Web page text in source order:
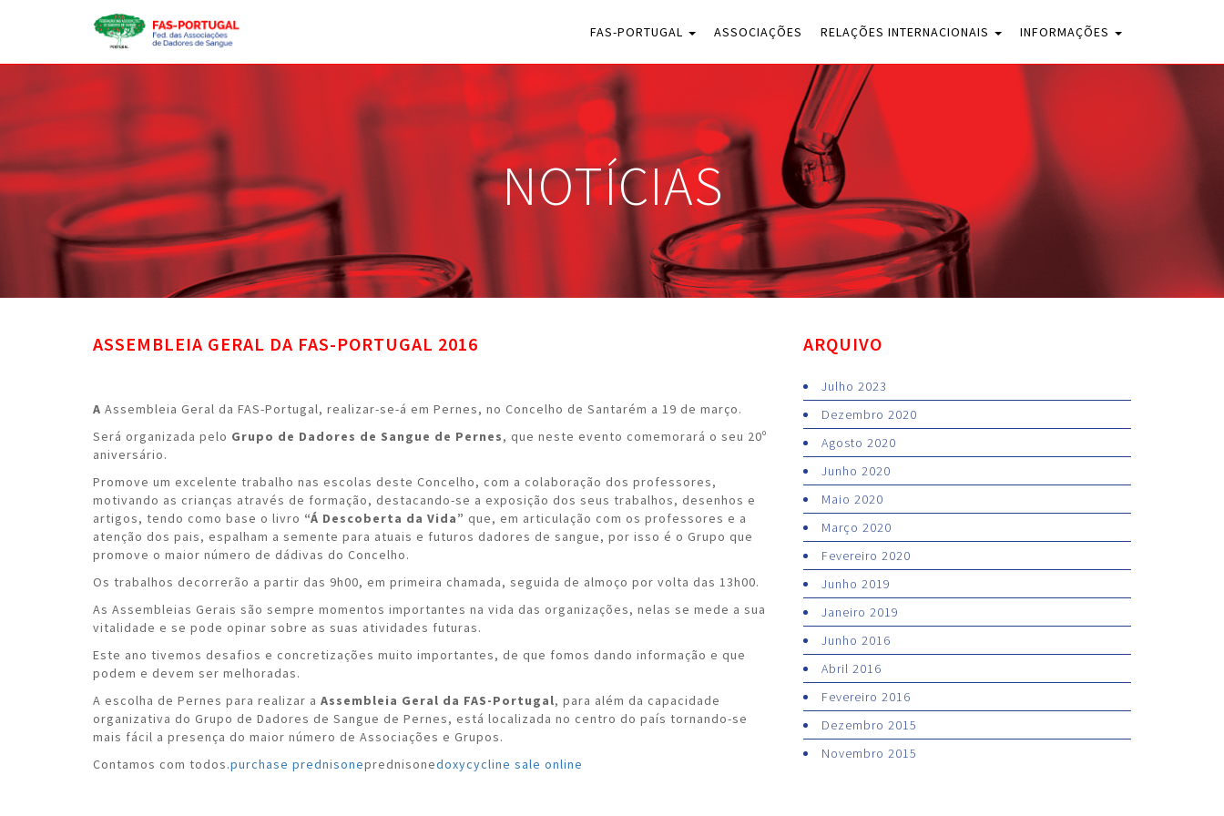
FAS-PORTUGAL ASSOCIAÇÕES RELAÇÕES INTERNACIONAIS INFORMAÇÕES
NOTÍCIAS
ASSEMBLEIA GERAL DA FAS-PORTUGAL 2016
A Assembleia Geral da FAS-Portugal, realizar-se-á em Pernes, no Concelho de Santarém a 19 de março.
Será organizada pelo Grupo de Dadores de Sangue de Pernes, que neste evento comemorará o seu 20º
aniversário.
Promove um excelente trabalho nas escolas deste Concelho, com a colaboração dos professores,
motivando as crianças através de formação, destacando-se a exposição dos seus trabalhos, desenhos e
artigos, tendo como base o livro “Á Descoberta da Vida” que, em articulação com os professores e a
atenção dos pais, espalham a semente para atuais e futuros dadores de sangue, por isso é o Grupo que
promove o maior número de dádivas do Concelho.
Os trabalhos decorrerão a partir das 9h00, em primeira chamada, seguida de almoço por volta das 13h00.
As Assembleias Gerais são sempre momentos importantes na vida das organizações, nelas se mede a sua
vitalidade e se pode opinar sobre as suas atividades futuras.
Este ano tivemos desafios e concretizações muito importantes, de que fomos dando informação e que
podem e devem ser melhoradas.
A escolha de Pernes para realizar a Assembleia Geral da FAS-Portugal, para além da capacidade
organizativa do Grupo de Dadores de Sangue de Pernes, está localizada no centro do país tornando-se
mais fácil a presença do maior número de Associações e Grupos.
Contamos com todos.purchase prednisoneprednisonedoxycycline sale online
ARQUIVO
Julho 2023
Dezembro 2020
Agosto 2020
Junho 2020
Maio 2020
Março 2020
Fevereiro 2020
Junho 2019
Janeiro 2019
Junho 2016
Abril 2016
Fevereiro 2016
Dezembro 2015
Novembro 2015